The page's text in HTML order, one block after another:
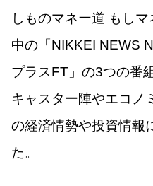
しものマネー道 もし
中の「NIKKEI NEWS
プラスFT」の3つの番
キャスター陣やエコノ
の経済情勢や投資情報
た。